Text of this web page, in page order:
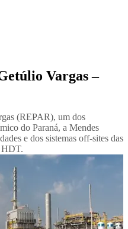
Vargas –
(REPAR), um dos
do Paraná, a Mendes
e dos sistemas off-sites das
HDT.